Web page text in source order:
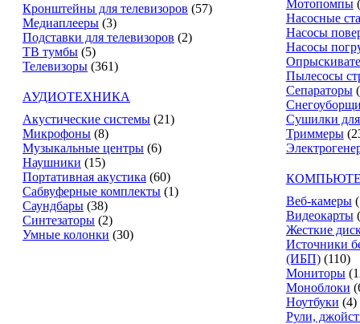
Кронштейны для телевизоров (57)
Медиаплееры (3)
Подставки для телевизоров (2)
ТВ тумбы (5)
Телевизоры (361)
АУДИОТЕХНИКА
Акустические системы (21)
Микрофоны (8)
Музыкальные центры (6)
Наушники (15)
Портативная акустика (60)
Сабвуферные комплекты (1)
Саундбары (38)
Синтезаторы (2)
Умные колонки (30)
Мотопомпы
Насосные
Насосы
Насосы
Пылесосы
Сепараторы
Сушилки
Триммеры
Веб-камеры
Видеокарты
Жесткие
Источники
(ИБП) (110)
Мониторы
Моноблоки
Ноутбуки (4)
Рули,